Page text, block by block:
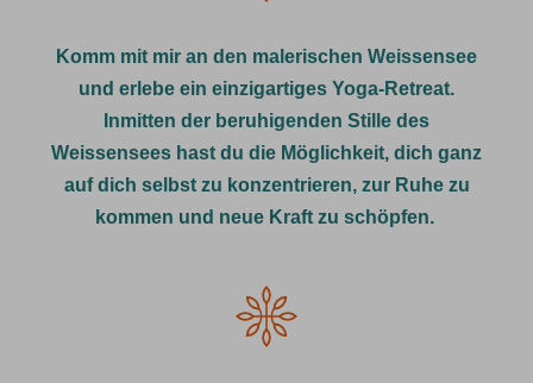
Komm mit mir an den malerischen Weissensee
und erlebe ein einzigartiges Yoga-Retreat.
Inmitten der beruhigenden Stille des
Weissensees hast du die Möglichkeit, dich ganz
auf dich selbst zu konzentrieren, zur Ruhe zu
kommen und neue Kraft zu schöpfen.